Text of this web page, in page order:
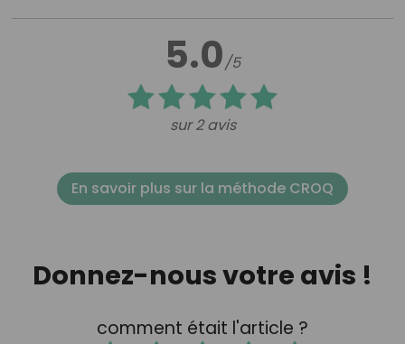
5.0/5
sur 2 avis
En savoir plus sur la méthode CROQ
Donnez-nous votre avis !
comment était l'article ?